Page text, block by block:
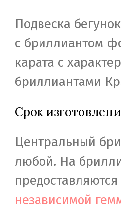
Подвеска
с бриллиантом
карата с
бриллиантами
Срок
Центральный
любой. На
предоставляются
независимой